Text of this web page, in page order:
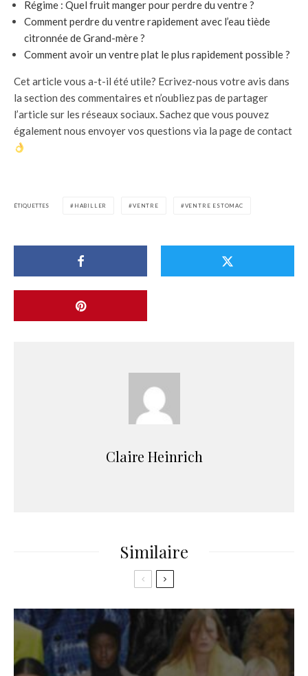
Régime : Quel fruit manger pour perdre du ventre ?
Comment perdre du ventre rapidement avec l’eau tiède
citronnée de Grand-mère ?
Comment avoir un ventre plat le plus rapidement possible ?
Cet article vous a-t-il été utile? Ecrivez-nous votre avis dans
la section des commentaires et n’oubliez pas de partager
l’article sur les réseaux sociaux. Sachez que vous pouvez
également nous envoyer vos questions via la page de contact
ÉTIQUETTES HABILLER VENTRE VENTRE ESTOMAC
Claire Heinrich
Similaire